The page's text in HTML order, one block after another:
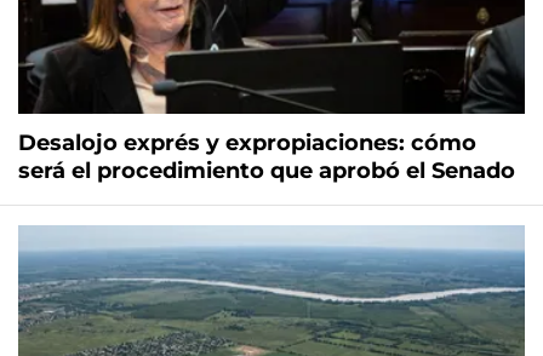
Desalojo exprés y expropiaciones: cómo
será el procedimiento que aprobó el Senado